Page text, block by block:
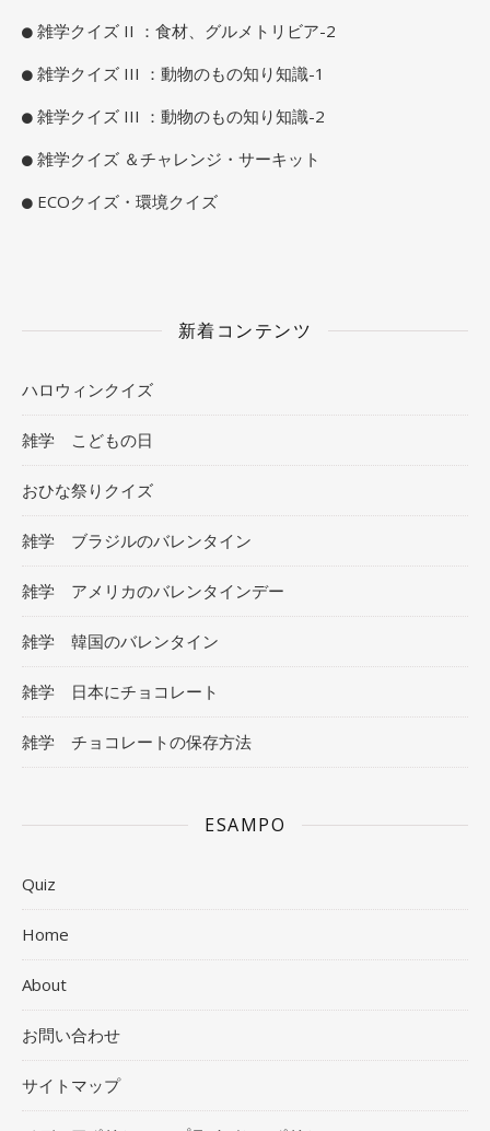
雑学クイズ II ：食材、グルメトリビア-2
雑学クイズ III ：動物のもの知り知識-1
雑学クイズ III ：動物のもの知り知識-2
雑学クイズ ＆チャレンジ・サーキット
ECOクイズ・環境クイズ
新着コンテンツ
ハロウィンクイズ
雑学 こどもの日
おひな祭りクイズ
雑学 ブラジルのバレンタイン
雑学 アメリカのバレンタインデー
雑学 韓国のバレンタイン
雑学 日本にチョコレート
雑学 チョコレートの保存方法
ESAMPO
Quiz
Home
About
お問い合わせ
サイトマップ